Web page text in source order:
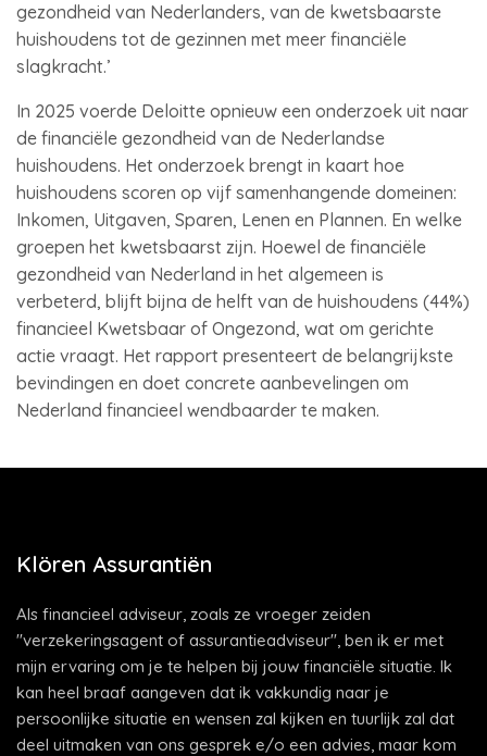
gezondheid van Nederlanders, van de kwetsbaarste
huishoudens tot de gezinnen met meer financiële
slagkracht.’
In 2025 voerde Deloitte opnieuw een onderzoek uit naar
de financiële gezondheid van de Nederlandse
huishoudens. Het onderzoek brengt in kaart hoe
huishoudens scoren op vijf samenhangende domeinen:
Inkomen, Uitgaven, Sparen, Lenen en Plannen. En welke
groepen het kwetsbaarst zijn. Hoewel de financiële
gezondheid van Nederland in het algemeen is
verbeterd, blijft bijna de helft van de huishoudens (44%)
financieel Kwetsbaar of Ongezond, wat om gerichte
actie vraagt. Het rapport presenteert de belangrijkste
bevindingen en doet concrete aanbevelingen om
Nederland financieel wendbaarder te maken.
Klören Assurantiën
Als financieel adviseur, zoals ze vroeger zeiden
"verzekeringsagent of assurantieadviseur", ben ik er met
mijn ervaring om je te helpen bij jouw financiële situatie. Ik
kan heel braaf aangeven dat ik vakkundig naar je
persoonlijke situatie en wensen zal kijken en tuurlijk zal dat
deel uitmaken van ons gesprek e/o een advies, maar kom